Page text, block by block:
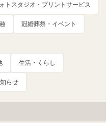
トスタジオ・プリントサービス
冠婚葬祭・イベント
生活・くらし
らせ